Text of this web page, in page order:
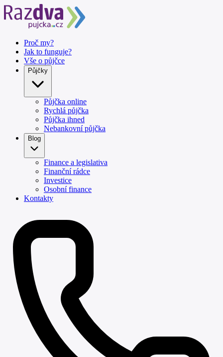
Proč my?
Jak to funguje?
Vše o půjčce
Půjčky
Půjčka online
Rychlá půjčka
Půjčka ihned
Nebankovní půjčka
Blog
Finance a legislativa
Finanční rádce
Investice
Osobní finance
Kontakty